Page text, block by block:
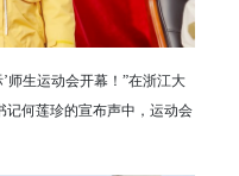
师生运动会开幕！”在浙江大
记何莲珍的宣布声中，运动会